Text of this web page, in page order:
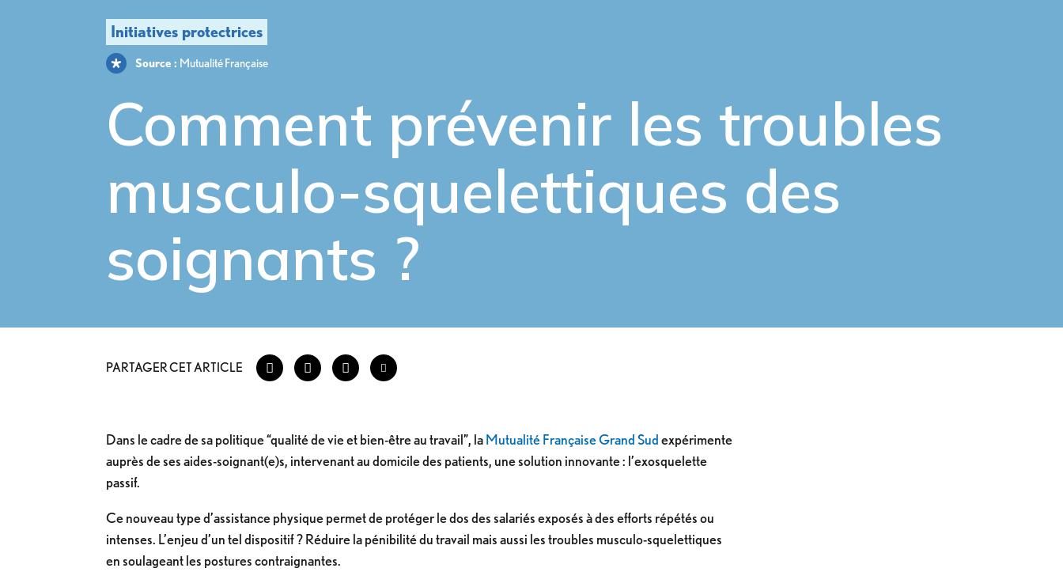
Source : Mutualité Française
Comment prévenir les troubles
musculo-squelettiques des
soignants ?
PARTAGER CET ARTICLE
Dans le cadre de sa politique “qualité de vie et bien-être au travail”, laMutualité Française Grand Sudexpérimente
auprès de ses aides-soignant(e)s, intervenant au domicile des patients, une solution innovante : l’exosquelette
passif.
Ce nouveau type d’assistance physique permet de protéger le dos des salariés exposés à des efforts répétés ou
intenses. L’enjeu d’un tel dispositif ? Réduire la pénibilité du travail mais aussi les troubles musculo-squelettiques
en soulageant les postures contraignantes.